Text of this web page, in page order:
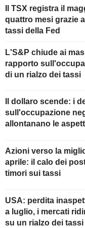
Il TSX registra il
quattro mesi grazie
tassi della Fed
L'S&P chiude ai
rapporto
di un rialzo dei tassi
Il dollaro scende: i
sull'occupazione
allontanano le
Azioni verso la
aprile: il calo dei
timori sui tassi
USA: perdita
a luglio, i mercati
su un rialzo dei tassi